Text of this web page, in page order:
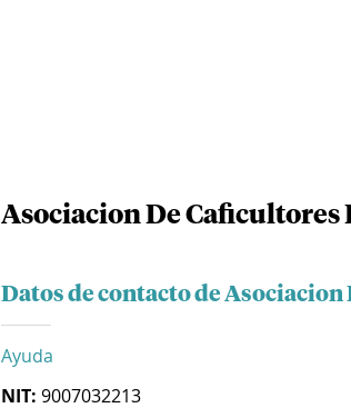
Asociacion De Caficultores
Datos de contacto de
Ayuda
NIT: 9007032213